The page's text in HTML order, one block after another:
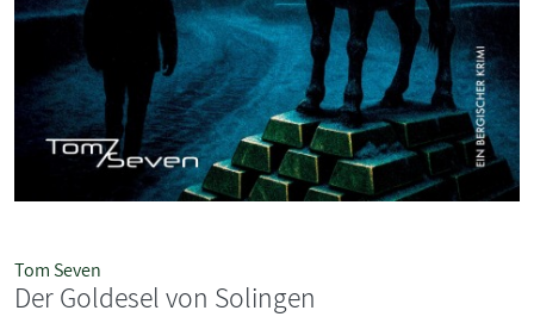
Tom Seven
Der Goldesel von Solingen